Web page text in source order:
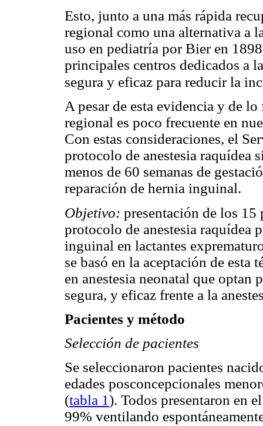
Esto, junto a una más rápida
regional como una alternativa a
uso en pediatría por Bier en
principales centros dedicados a
segura y eficaz para reducir la
A pesar de esta evidencia y de
regional es poco frecuente en
Con estas consideraciones, el
protocolo de anestesia raquídea
menos de 60 semanas de
reparación de hernia inguinal.
Objetivo: presentación de los 15
protocolo de anestesia raquídea
inguinal en lactantes
se basó en la aceptación de esta
en anestesia neonatal que optan
segura, y eficaz frente a la
Pacientes y método
Selección de pacientes
Se seleccionaron pacientes
edades posconcepcionales
(tabla 1). Todos presentaron en
99% ventilando